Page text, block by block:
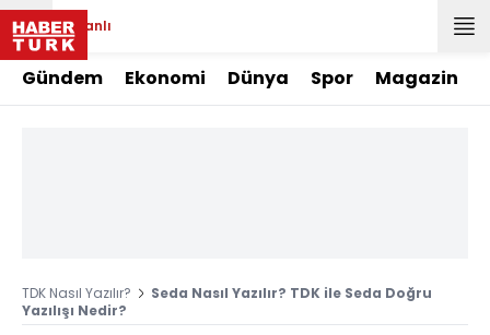
Canlı
Gündem Ekonomi Dünya Spor Magazin
TDK Nasıl Yazılır?
Seda Nasıl Yazılır? TDK ile Seda Doğru
Yazılışı Nedir?